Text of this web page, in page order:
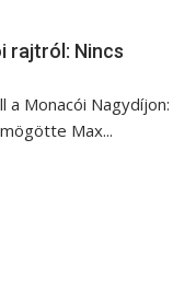
rajtról: Nincs
a Monacói Nagydíjon:
Max...